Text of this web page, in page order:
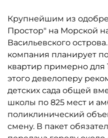
Крупнейшим из
Простор" на Морской
Васильевского
компания планирует
квартир примерно для
этого девелоперу
детских сада общей
школы по 825 мест и
поликлинический
смену. В пакет